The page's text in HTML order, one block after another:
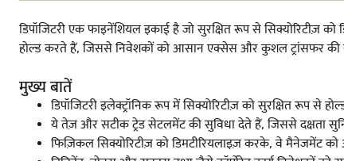
डिपॉजिटरी एक फाइनेंशियल इकाई है जो सुरक्षित रूप से सिक्योरिटीज़
होल्ड करते हैं, जिससे निवेशकों को आसान एक्सेस और कुशल ट्रांसफर की
मुख्य बातें
डिपॉजिटरी इलेक्ट्रॉनिक रूप में सिक्योरिटीज़ को सुरक्षित रूप
ये तेज़ और सटीक ट्रेड सेटलमेंट की सुविधा देते हैं, जिससे दक्षता
फिज़िकल सिक्योरिटीज़ को डिमटीरियलाइज़ करके, वे मैनेजमेंट